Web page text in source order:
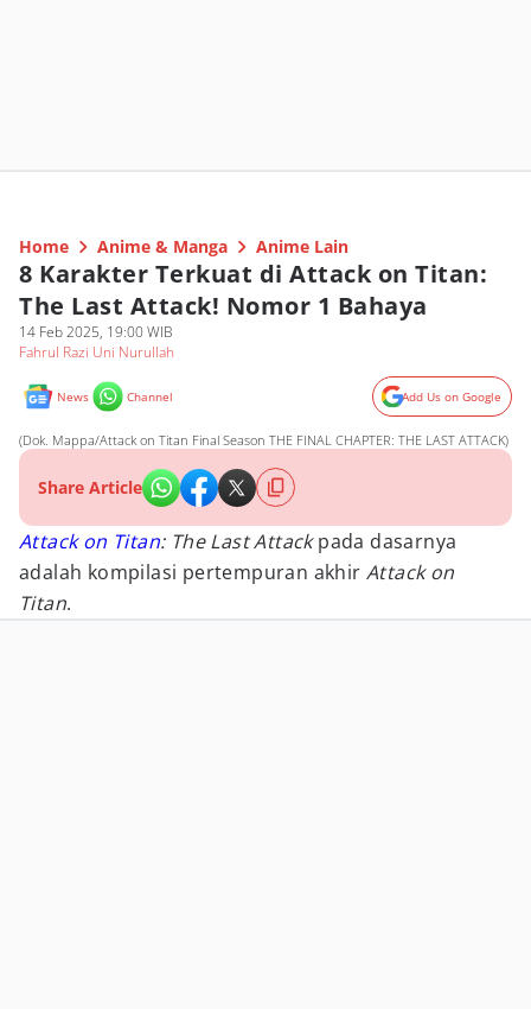
Home Anime & Manga Anime Lain
8 Karakter Terkuat di Attack on Titan:
The Last Attack! Nomor 1 Bahaya
14 Feb 2025, 19:00 WIB
Fahrul Razi Uni Nurullah
News Channel Add Us on Google
(Dok. Mappa/Attack on Titan Final Season THE FINAL CHAPTER: THE LAST ATTACK)
Share Article
Attack on Titan: The Last Attackpada dasarnya
adalah kompilasi pertempuran akhir Attack on
Titan.